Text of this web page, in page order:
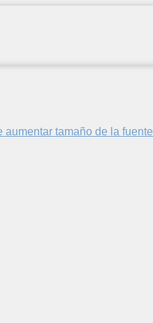
aumentar tamaño de la fuente